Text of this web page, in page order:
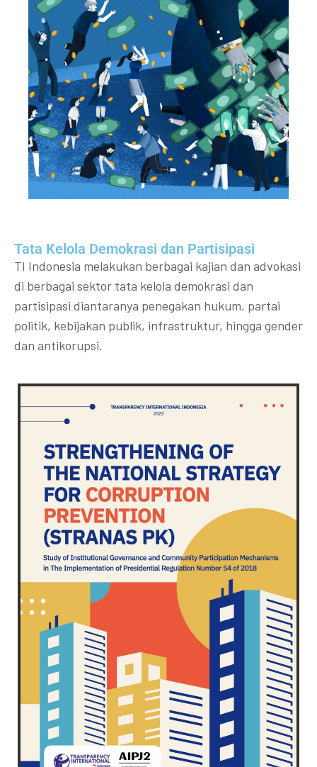
Tata Kelola Demokrasi dan Partisipasi​
TI Indonesia melakukan berbagai kajian dan advokasi
di berbagai sektor tata kelola demokrasi dan
partisipasi diantaranya penegakan hukum, partai
politik, kebijakan publik, infrastruktur, hingga gender
dan antikorupsi.